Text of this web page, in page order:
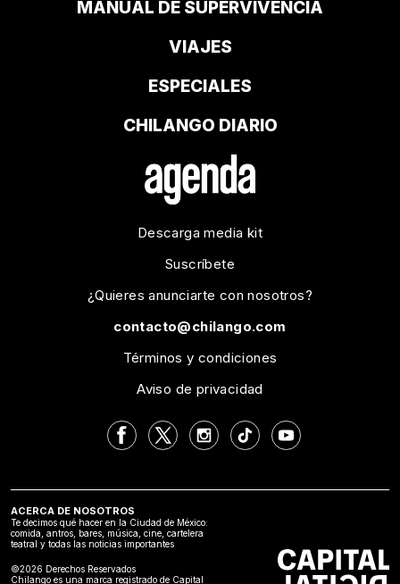
MANUAL DE SUPERVIVENCIA
VIAJES
ESPECIALES
CHILANGO DIARIO
Descarga media kit
Suscríbete
¿Quieres anunciarte con nosotros?
contacto@chilango.com
Términos y condiciones
Aviso de privacidad
ACERCA DE NOSOTROS
Te decimos qué hacer en la Ciudad de México:
comida, antros, bares, música, cine, cartelera
teatral y todas las noticias importantes
©2026 Derechos Reservados
Chilango es una marca registrado de Capital